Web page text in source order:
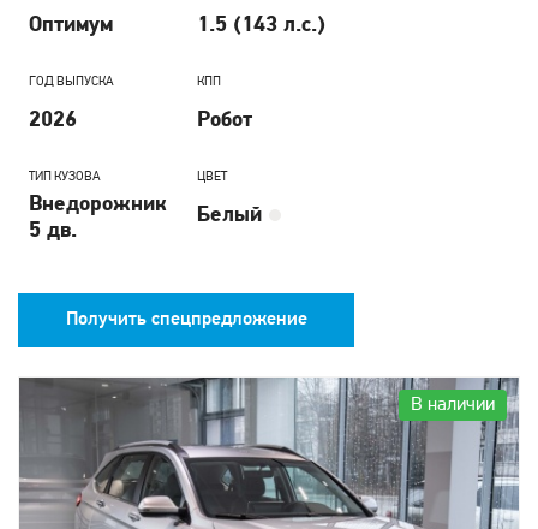
Оптимум 1.5 (143 л.с.)
ГОД ВЫПУСКА
2026
КПП
Робот
ТИП КУЗОВА
Внедорожник
5 дв.
ЦВЕТ
Белый
Получить спецпредложение
В наличии